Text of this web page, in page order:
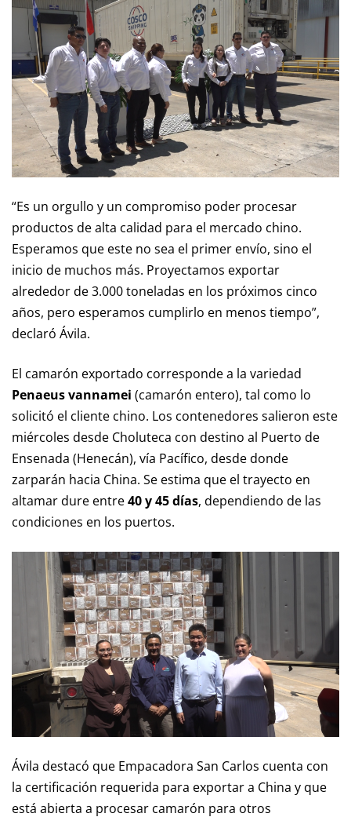
“Es un orgullo y un compromiso poder procesar
productos de alta calidad para el mercado chino.
Esperamos que este no sea el primer envío, sino el
inicio de muchos más. Proyectamos exportar
alrededor de 3.000 toneladas en los próximos cinco
años, pero esperamos cumplirlo en menos tiempo”,
declaró Ávila.
El camarón exportado corresponde a la variedad
Penaeus vannamei (camarón entero), tal como lo
solicitó el cliente chino. Los contenedores salieron este
miércoles desde Choluteca con destino al Puerto de
Ensenada (Henecán), vía Pacífico, desde donde
zarparán hacia China. Se estima que el trayecto en
altamar dure entre40 y 45 días, dependiendo de las
condiciones en los puertos.
Ávila destacó que Empacadora San Carlos cuenta con
la certificación requerida para exportar a China y que
está abierta a procesar camarón para otros